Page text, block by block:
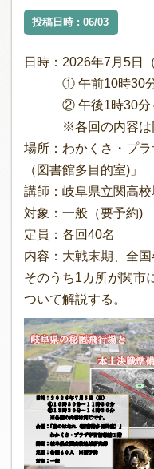
投稿日時 : 06/03
日時：2026年7月5日（
① 午前10時30分
② 午後1時30分
※各回の内容は同
場所：わかくさ・プ
（図書館多目的室)」
講師：岐阜県立関高
対象：一般（要予約)
定員：各回40名
内容：大戦末期、全
そのうち1カ所が関市
ついて解説する。